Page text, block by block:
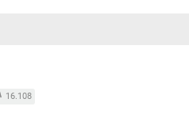
16.108